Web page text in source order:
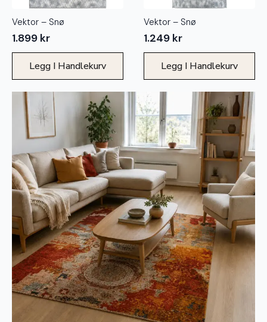
Vektor – Snø
1.899 kr
Legg I Handlekurv
Vektor – Snø
1.249 kr
Legg I Handlekurv